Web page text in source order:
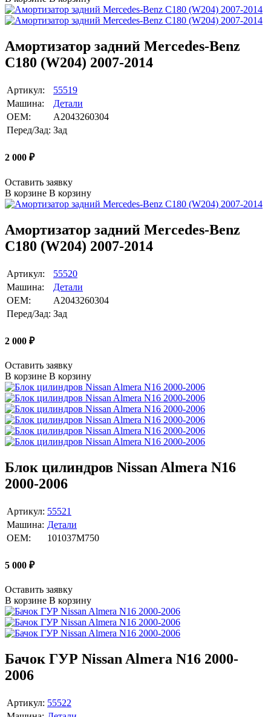
Амортизатор задний Mercedes-Benz
C180 (W204) 2007-2014
Артикул:
55519
Машина:
Детали
OEM:
A2043260304
Перед/Зад: Зад
2 000 ₽
Оставить заявку
В корзине В корзину
Амортизатор задний Mercedes-Benz
C180 (W204) 2007-2014
Артикул:
55520
Машина:
Детали
OEM:
A2043260304
Перед/Зад: Зад
2 000 ₽
Оставить заявку
В корзине В корзину
Блок цилиндров Nissan Almera N16
2000-2006
Артикул: 55521
Машина: Детали
OEM:
101037M750
5 000 ₽
Оставить заявку
В корзине В корзину
Бачок ГУР Nissan Almera N16 2000-
2006
Артикул: 55522